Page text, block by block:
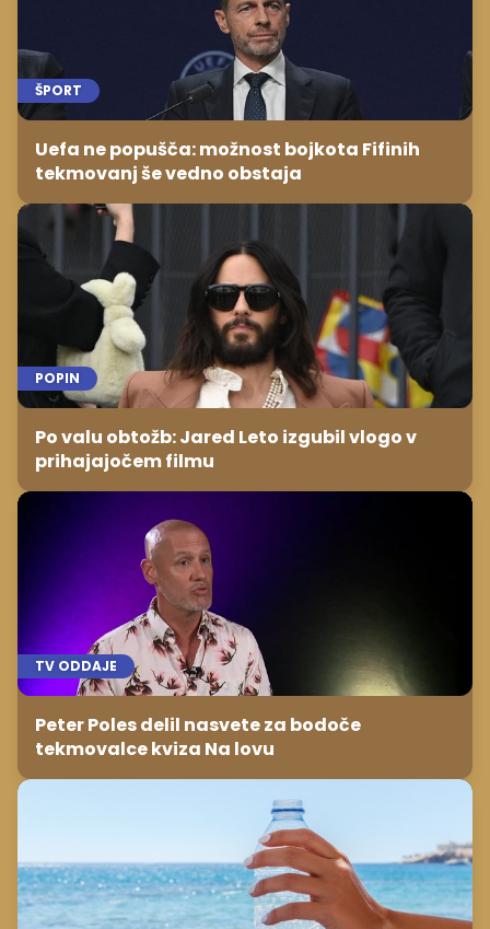
ŠPORT
Uefa ne popušča: možnost bojkota Fifinih
tekmovanj še vedno obstaja
POPIN
Po valu obtožb: Jared Leto izgubil vlogo v
prihajajočem filmu
TV ODDAJE
Peter Poles delil nasvete za bodoče
tekmovalce kviza Na lovu